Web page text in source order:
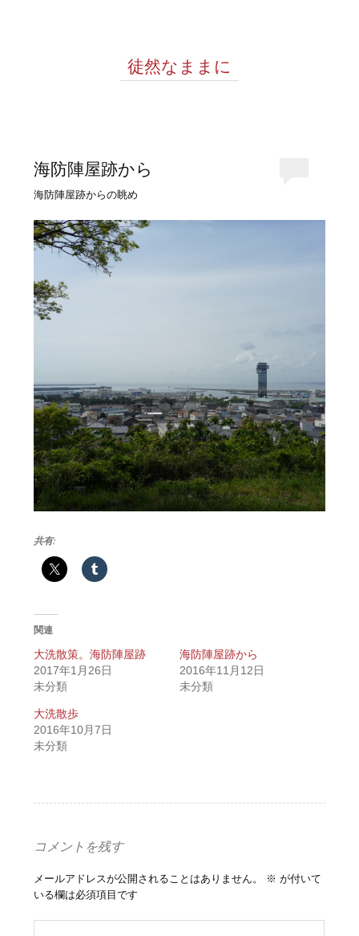
徒然なままに
海防陣屋跡から
海防陣屋跡からの眺め
共有:
関連
大洗散策。海防陣屋跡
2017年1月26日
未分類
海防陣屋跡から
2016年11月12日
未分類
大洗散歩
2016年10月7日
未分類
コメントを残す
メールアドレスが公開されることはありません。 ※ が付いて
いる欄は必須項目です